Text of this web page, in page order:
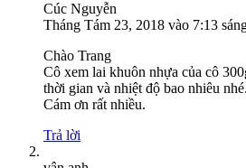
Cúc Nguyễn
Tháng Tám 23, 2018 vào 7:13
Chào Trang
Cô xem lai khuôn nhựa của cô
thời gian và nhiệt độ bao nhiêu nhé.
Cám ơn rất nhiều.
Trả lời